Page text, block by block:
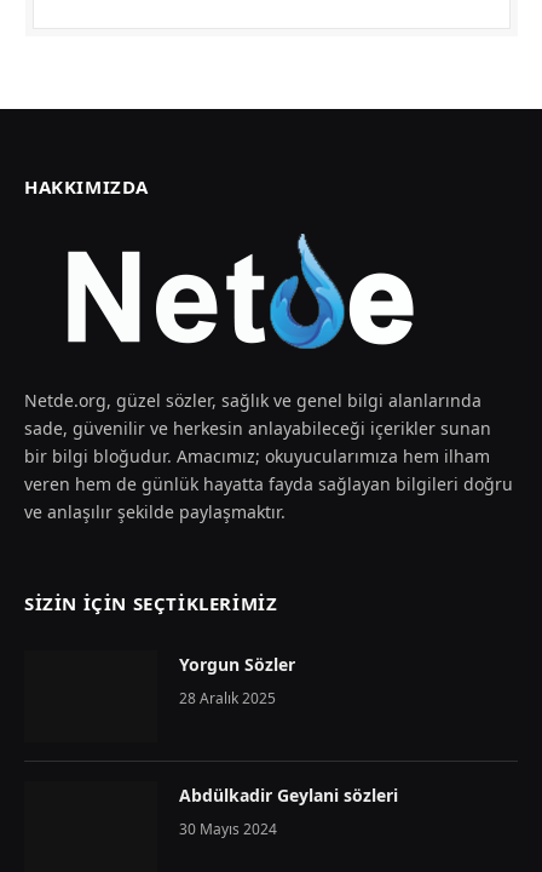
HAKKIMIZDA
Netde.org, güzel sözler, sağlık ve genel bilgi alanlarında
sade, güvenilir ve herkesin anlayabileceği içerikler sunan
bir bilgi bloğudur. Amacımız; okuyucularımıza hem ilham
veren hem de günlük hayatta fayda sağlayan bilgileri doğru
ve anlaşılır şekilde paylaşmaktır.
SIZIN İÇIN SEÇTIKLERIMIZ
Yorgun Sözler
28 Aralık 2025
Abdülkadir Geylani sözleri
30 Mayıs 2024